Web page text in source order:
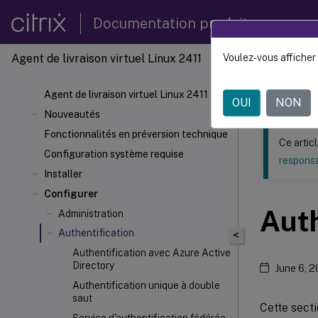
Documentation produit
Agent de livraison virtuel Linux 2411
Agent de livraison virtuel Linux 2411
Nouveautés
Fonctionnalités en préversion technique
Configuration système requise
Installer
Configurer
Administration
Authentification
Authentification avec Azure Active
Directory
Authentification unique à double
saut
Ce contenu a
Agent
<
Ce
June 6,
Cette
Voulez-vous
OUI NON